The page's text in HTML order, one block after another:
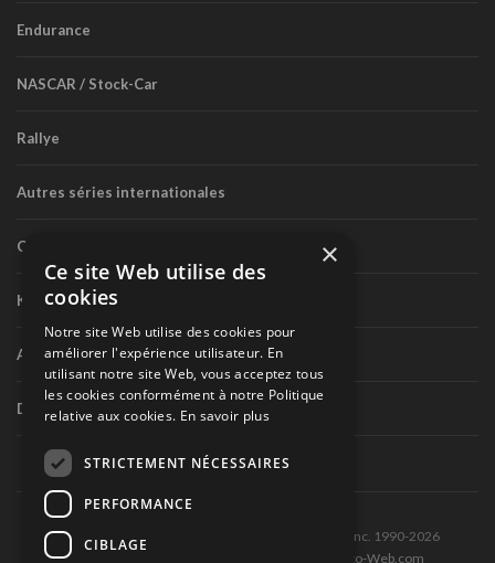
Endurance
NASCAR / Stock-Car
Rallye
Autres séries internationales
Circuit routier canadien
Karting
Autres séries nationales
Divers
Tous droits réservés © Les Éditions Pole-Position inc. 1990-2026
Ce site est produit et hébergé par Montréal-Photo-Web.com
×
Ce site Web utilise des
cookies
Notre site Web utilise des cookies pour
améliorer l'expérience utilisateur. En
utilisant notre site Web, vous acceptez tous
les cookies conformément à notre Politique
relative aux cookies. En savoir plus
STRICTEMENT NÉCESSAIRES
PERFORMANCE
CIBLAGE